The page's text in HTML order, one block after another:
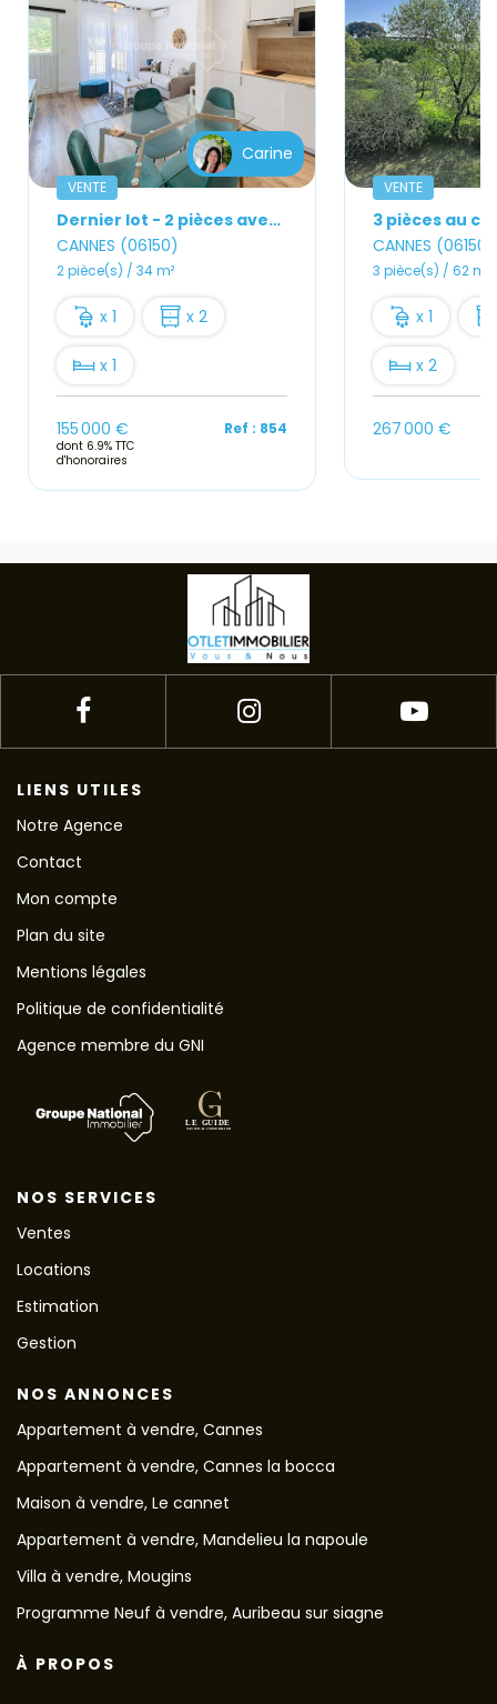
Carine
VENTE
Dernier lot - 2 pièces avec terrasse de 12 m2
CANNES (06150)
2 pièce(s) / 34 m²
x 1 x 2
x 1
155 000 €
dont 6.9% TTC
d'honoraires
Ref : 854
VENTE
CANNES (06150)
3 pièce(s) / 62 m²
x 1
x 2
267 000 €
LIENS UTILES
Notre Agence
Contact
Mon compte
Plan du site
Mentions légales
Politique de confidentialité
Agence membre du GNI
NOS SERVICES
Ventes
Locations
Estimation
Gestion
NOS ANNONCES
Appartement à vendre, Cannes
Appartement à vendre, Cannes la bocca
Maison à vendre, Le cannet
Appartement à vendre, Mandelieu la napoule
Villa à vendre, Mougins
Programme Neuf à vendre, Auribeau sur siagne
À PROPOS